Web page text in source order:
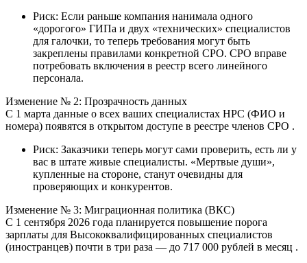
Риск: Если раньше компания нанимала одного
«дорогого» ГИПа и двух «технических» специалистов
для галочки, то теперь требования могут быть
закреплены правилами конкретной СРО. СРО вправе
потребовать включения в реестр всего линейного
персонала.
Изменение № 2: Прозрачность данных
С 1 марта данные о всех ваших специалистах НРС (ФИО и
номера) появятся в открытом доступе в реестре членов СРО .
Риск: Заказчики теперь могут сами проверить, есть ли у
вас в штате живые специалисты. «Мертвые души»,
купленные на стороне, станут очевидны для
проверяющих и конкурентов.
Изменение № 3: Миграционная политика (ВКС)
С 1 сентября 2026 года планируется повышение порога
зарплаты для Высококвалифицированных специалистов
(иностранцев) почти в три раза — до 717 000 рублей в месяц .